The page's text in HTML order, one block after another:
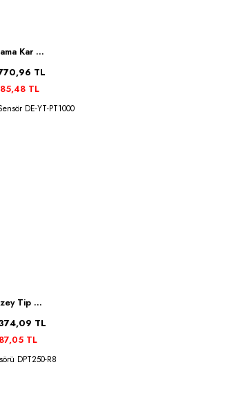
Kar ...
TL
TL
Tip ...
TL
TL